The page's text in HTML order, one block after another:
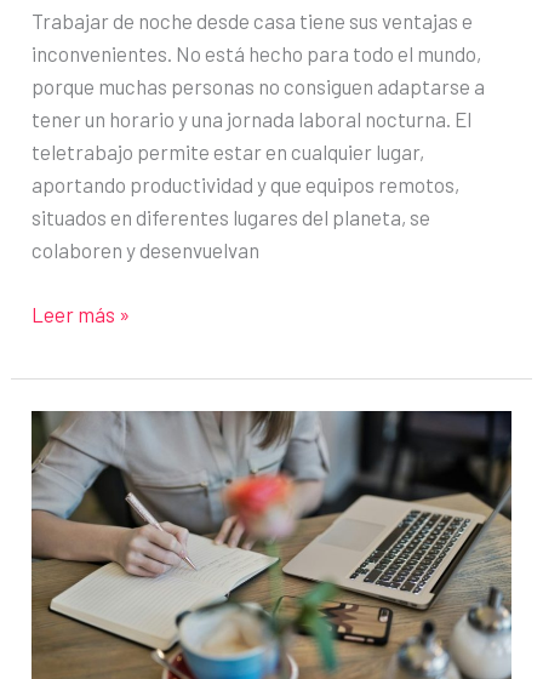
Trabajar de noche desde casa tiene sus ventajas e
inconvenientes. No está hecho para todo el mundo,
porque muchas personas no consiguen adaptarse a
tener un horario y una jornada laboral nocturna. El
teletrabajo permite estar en cualquier lugar,
aportando productividad y que equipos remotos,
situados en diferentes lugares del planeta, se
colaboren y desenvuelvan
Cómo
despierto
para
trabajar
de
noche
en
casa
Leer más »